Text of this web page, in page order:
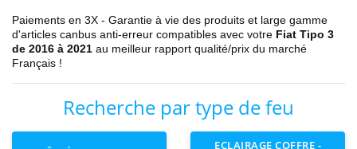
Paiements en 3X - Garantie à vie des produits et large gamme
d'articles canbus anti-erreur compatibles avec votre Fiat Tipo 3
de 2016 à 2021 au meilleur rapport qualité/prix du marché
Français !
Recherche par type de feu
ECLAIRAGE COFFRE -